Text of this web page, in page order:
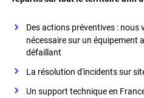
Des actions préventives : nous
nécessaire sur un équipement
défaillant
La résolution d'incidents sur
Un support technique en